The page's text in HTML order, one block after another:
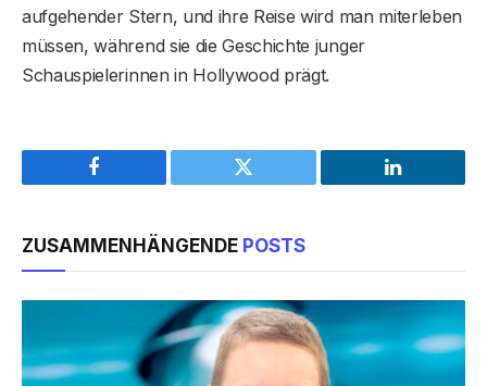
aufgehender Stern, und ihre Reise wird man miterleben
müssen, während sie die Geschichte junger
Schauspielerinnen in Hollywood prägt.
Facebook Twitter LinkedIn
ZUSAMMENHÄNGENDE POSTS